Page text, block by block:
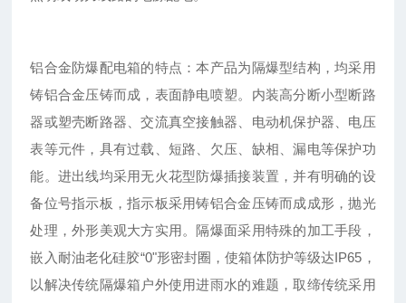
铝合金防爆配电箱的特点：本产品为隔爆型结构，均采用
铸铝合金压铸而成，表面静电喷塑。内装高分断小型断路
器或塑壳断路器、交流真空接触器、电动机保护器、电压
表等元件，具有过载、短路、欠压、缺相、漏电等保护功
能。进出线均采用无火花型防爆插接装置，并有明确的设
备位号指示板，指示板采用铸铝合金压铸而成成形，抛光
处理，外形美观大方实用。隔爆面采用特殊的加工手段，
嵌入耐油老化硅胶“0"形密封圈，使箱体防护等级达IP65，
以解决传统隔爆箱户外使用进雨水的难题，取缔传统采用